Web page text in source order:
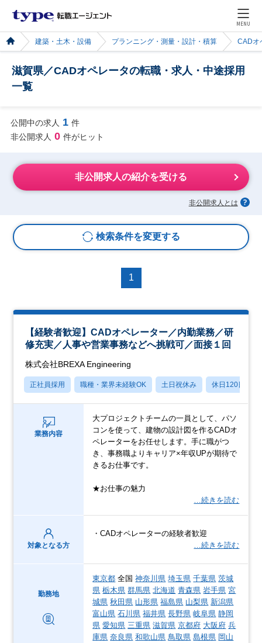
MENU
建築・土木・設備 プランニング・測量・設計・積算 CADオ
滋賀県／CADオペレータの転職・求人・中途採用
一覧
公開中の求人 1 件
非公開求人 0 件がヒット
非公開求人の紹介を受ける
非公開求人とは
検索条件を変更する
1
【経験者歓迎】CADオペレーター／内勤業務／研
修充実／人事や営業事務などへ挑戦可／面接１回
株式会社BREXA Engineering
正社員採用 職種・業界未経験OK 土日祝休み 休日120日以上
業務内容
大プロジェクトチームの一員として、パソ
コンを使って、建物の設計図を作るCADオ
ペレーターをお任せします。手に職がつ
き、事務職よりキャリア×年収UPが期待で
きるお仕事です。
★お仕事の魅力
…続きを読む
対象となる方
・CADオペレーターの経験者歓迎
…続きを読む
勤務地
東京都 全国神奈川県 埼玉県 千葉県 茨城
県 栃木県 群馬県 北海道 青森県 岩手県 宮
城県 秋田県 山形県 福島県 山梨県 新潟県
富山県 石川県 福井県 長野県 岐阜県 静岡
県 愛知県 三重県 滋賀県 京都府 大阪府 兵
庫県 奈良県 和歌山県 鳥取県 島根県 岡山